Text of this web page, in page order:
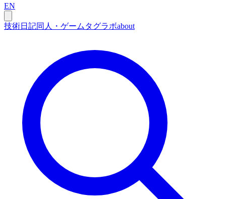
EN
技術日記同人・ゲーム タグラボabout